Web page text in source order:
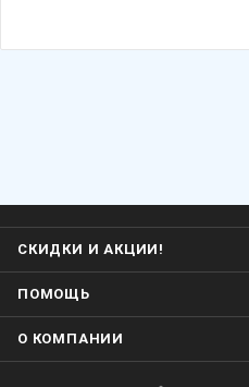
СКИДКИ И АКЦИИ!
ПОМОЩЬ
О КОМПАНИИ